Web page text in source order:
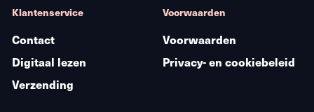
Klantenservice
Contact
Digitaal lezen
Verzending
Voorwaarden
Voorwaarden
Privacy- en cookiebeleid